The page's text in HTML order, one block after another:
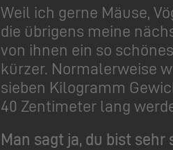
Weil ich gerne Mäuse,
die übrigens meine
von ihnen ein so
kürzer. Normalerweise
sieben Kilogramm
40 Zentimeter lang
Man sagt ja, du bist